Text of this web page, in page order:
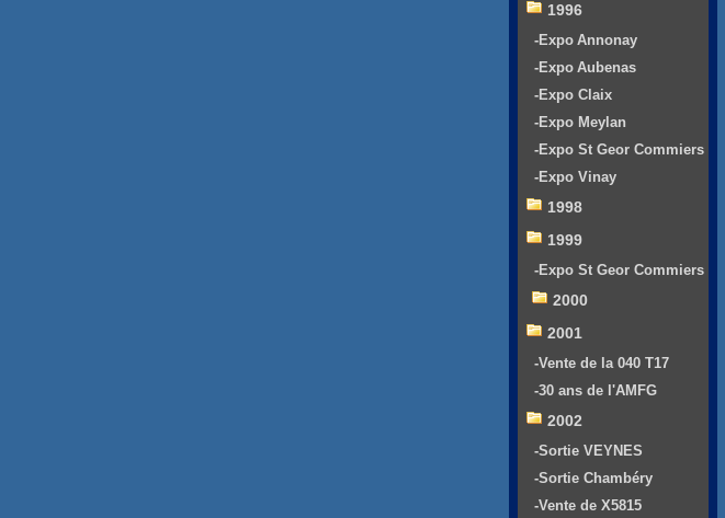
1996
-Expo Annonay
-Expo Aubenas
-Expo Claix
-Expo Meylan
-Expo St Geor Commiers
-Expo Vinay
1998
1999
-Expo St Geor Commiers
2000
2001
-Vente de la 040 T17
-30 ans de l'AMFG
2002
-Sortie VEYNES
-Sortie Chambéry
-Vente de X5815